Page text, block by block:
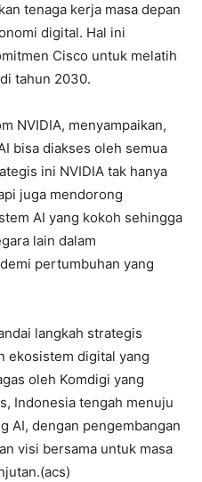
tenaga kerja masa depan
digital. Hal ini
Cisco untuk melatih
tahun 2030.
NVIDIA, menyampaikan,
bisa diakses oleh semua
ini NVIDIA tak hanya
juga mendorong
AI yang kokoh sehingga
lain dalam
pertumbuhan yang
langkah strategis
ekosistem digital yang
oleh Komdigi yang
Indonesia tengah menuju
AI, dengan pengembangan
visi bersama untuk masa